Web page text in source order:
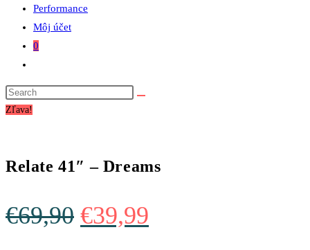
Performance
Môj účet
0
search
Zľava!
Relate 41″ – Dreams
€69,90 Original
€39,99